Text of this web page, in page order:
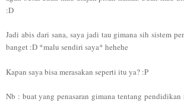
:D
Jadi abis dari sana, saya jadi tau gimana sih sistem
banget :D *malu sendiri saya* hehehe
Kapan saya bisa merasakan seperti itu ya? :P
Nb : buat yang penasaran gimana tentang